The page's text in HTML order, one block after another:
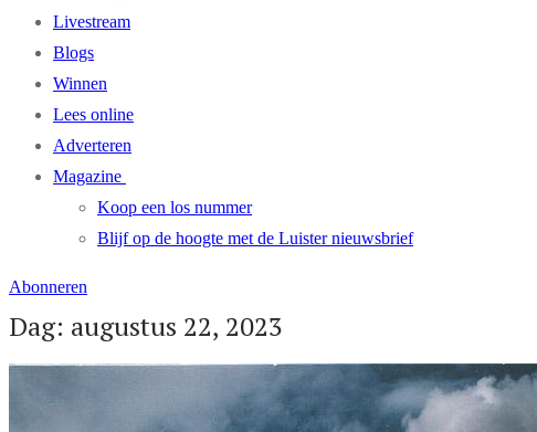
Livestream
Blogs
Winnen
Lees online
Adverteren
Magazine
Koop een los nummer
Blijf op de hoogte met de Luister nieuwsbrief
Abonneren
Dag: augustus 22, 2023